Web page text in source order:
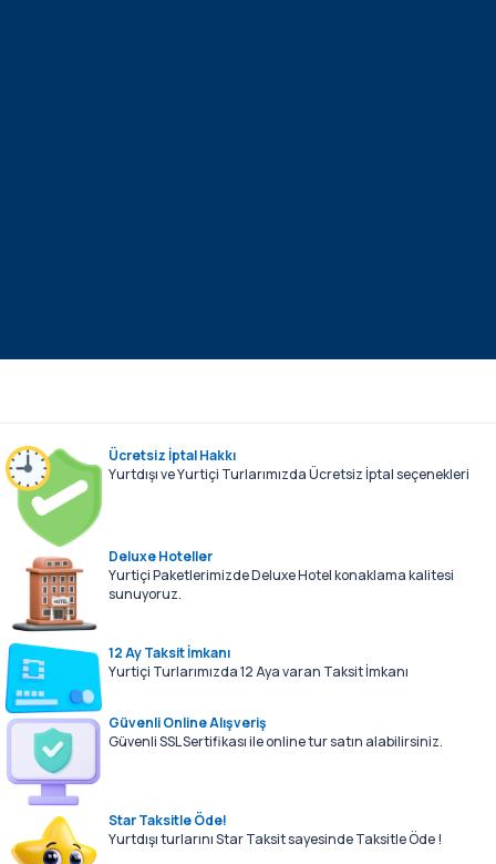
Ücretsiz İptal Hakkı
Yurtdışı ve Yurtiçi Turlarımızda Ücretsiz İptal seçenekleri
Deluxe Hoteller
Yurtiçi Paketlerimizde Deluxe Hotel konaklama kalitesi
sunuyoruz.
12 Ay Taksit İmkanı
Yurtiçi Turlarımızda 12 Aya varan Taksit İmkanı
Güvenli Online Alışveriş
Güvenli SSL Sertifikası ile online tur satın alabilirsiniz.
Star Taksitle Öde!
Yurtdışı turlarını Star Taksit sayesinde Taksitle Öde !